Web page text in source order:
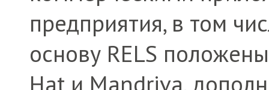
предприятия, в том
основу RELS
Hat и Mandriva,